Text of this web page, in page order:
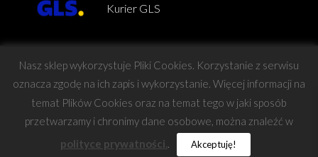
Kurier GLS
Copyright © Force
projekt i wykonanie: Barteo Mastafu Design
Nasz sklep wykorzystuje Pliki Cookies. Korzystanie z serwisu
oznacza zgodę na ich zapis i wykorzystanie. Więcej informacji na
temat Plików Cookies oraz na temat tego w jaki sposób
przetwarzamy i chronimy dane osobowe, można znaleźć w
polityce prywatności.. Akceptuję!